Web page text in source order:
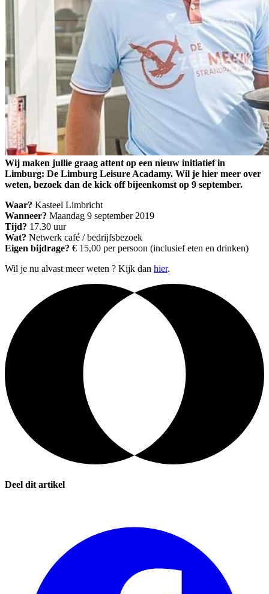
Wij maken jullie graag attent op een nieuw initiatief in
Limburg: De Limburg Leisure Acadamy. Wil je hier meer over
weten, bezoek dan de kick off bijeenkomst op 9 september.
Waar? Kasteel Limbricht
Wanneer? Maandag 9 september 2019
Tijd? 17.30 uur
Wat? Netwerk café / bedrijfsbezoek
Eigen bijdrage? € 15,00 per persoon (inclusief eten en drinken)
Wil je nu alvast meer weten ? Kijk dan hier.
Deel dit artikel